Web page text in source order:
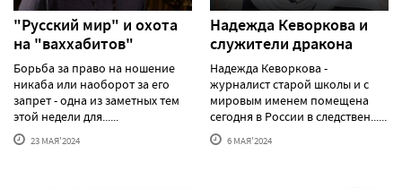
"Русский мир" и охота
на "ваххабитов"
Борьба за право на ношение
никаба или наоборот за его
запрет - одна из заметных тем
этой недели для......
23 МАЯ'2024
Надежда Кеворкова и
служители дракона
Надежда Кеворкова -
журналист старой школы и с
мировым именем помещена
сегодня в России в следствен......
6 МАЯ'2024